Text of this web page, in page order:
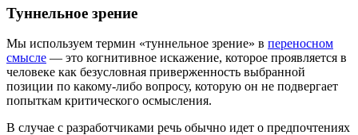
Туннельное зрение
Мы используем термин «туннельное зрение» в переносном
смысле — это когнитивное искажение, которое проявляется в
человеке как безусловная приверженность выбранной
позиции по какому-либо вопросу, которую он не подвергает
попыткам критического осмысления.
В случае с разработчиками речь обычно идет о предпочтениях